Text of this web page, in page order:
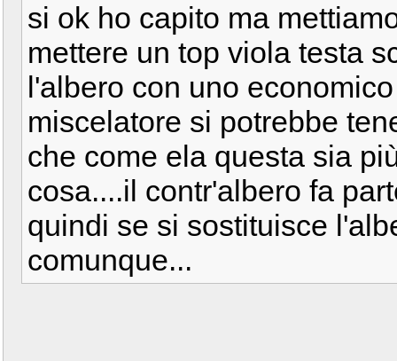
si ok ho capito ma
mettere un top viola testa
l'albero con uno
miscelatore si potrebbe
che come ela questa sia
cosa....il contr'albero fa
quindi se si sostituisce
comunque...